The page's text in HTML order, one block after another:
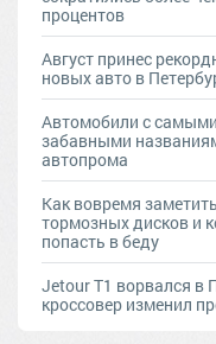
процентов
Август принес
новых авто в
Автомобили с
забавными
автопрома
Как вовремя
тормозных дисков и
попасть в беду
Jetour T1 ворвался в
кроссовер изменил